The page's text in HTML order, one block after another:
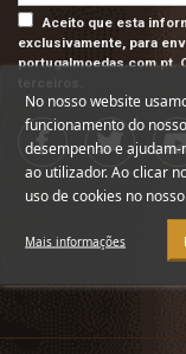
Aceito que esta
exclusivamente, para
portugalmoedas.com.pt.
No nosso website
funcionamento do
desempenho e
ao utilizador. Ao clicar
uso de cookies no
Mais informações